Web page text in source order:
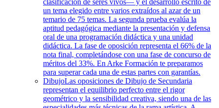
clasificación de seres vivos— y el desarrollo escrito de
un tema elegido entre varios extraídos al azar de un
temario de 75 temas. La segunda prueba evalúa la
aptitud pedagógica mediante la presentación y defensa
oral de una programación didáctica y una unidad
didáctica. La fase de oposición representa el 66% de la
nota final, completándose con una fase de concurso de
méritos del 33%. En Arke Formación te preparamos
para superar cada una de estas partes con garantías.
DibujoLas oposiciones de Dibujo de Secundaria
representan el equilibrio perfecto entre el rigor
geométrico y la sensibilidad creativa, siendo una de las